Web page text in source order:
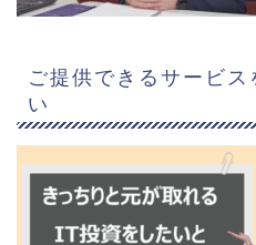
ご提供できるサービス
い